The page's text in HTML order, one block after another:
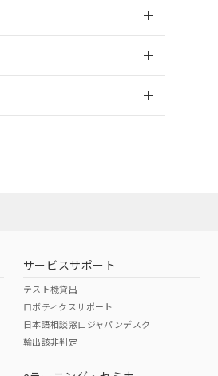
サービスサポート
テスト機貸出
ロボティクスサポート
日本語相談窓口ジャパンデスク
輸出該非判定